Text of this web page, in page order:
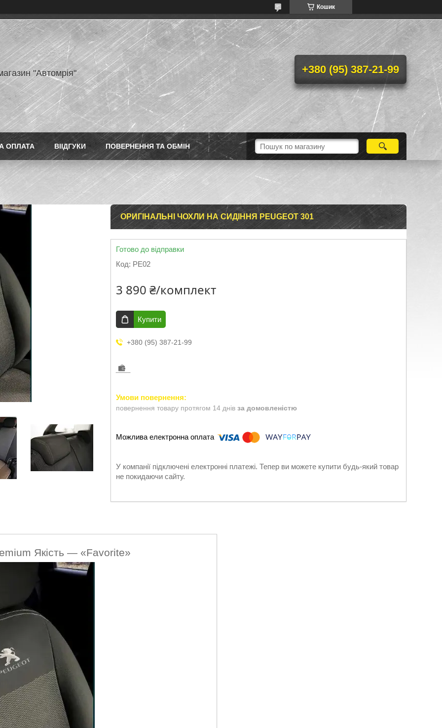
Кошик
"Автомрія" +380 (95) 387-21-99
ОПЛАТА ВІІДГУКИ ПОВЕРНЕННЯ ТА ОБМІН
ОРИГІНАЛЬНІ ЧОХЛИ НА СИДІННЯ PEUGEOT 301
Готово до відправки
Код: PE02
3 890 ₴/комплект
Купити
+380 (95) 387-21-99
повернення товару протягом 14 днів за домовленістю
У компанії підключені електронні платежі. Тепер ви можете купити будь-який товар
не покидаючи сайту.
Якість — «Favorite»